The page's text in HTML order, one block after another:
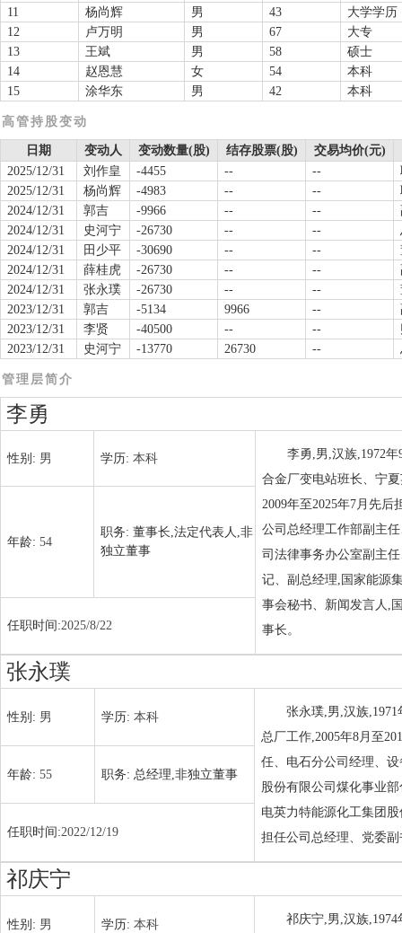
11
杨尚辉 男 43
大学学历
12
卢万明 男 67
大专
13
王斌 男 58
硕士
14
赵恩慧 女 54
本科
15
涂华东 男 42 本科
高管持股变动
日期 变动人 变动数量(股) 结存股票(股)
交易均价(元)
2025/12/31
刘作皇 -4455 -- --
2025/12/31
杨尚辉 -4983 -- --
2024/12/31
郭吉 -9966 -- --
2024/12/31
史河宁 -26730 -- --
2024/12/31
田少平 -30690 -- --
2024/12/31
薛桂虎 -26730 -- --
2024/12/31
张永璞 -26730 -- --
2023/12/31
郭吉 -5134 9966 --
2023/12/31
李贤 -40500 -- --
2023/12/31
史河宁 -13770 26730 --
管理层简介
李勇
性别: 男 学历: 本科
李勇,男,汉族,1972
合金厂变电站班长、宁
2009年至2025年7月先
公司总经理工作部副主
司法律事务办公室副主
记、副总经理,国家能源
事会秘书、新闻发言人,
事长。
年龄: 54
职务: 董事长,法定代表人,非
独立董事
任职时间:2025/8/22
张永璞
性别: 男 学历: 本科
张永璞,男,汉族
总厂工作,2005年8月至
任、电石分公司经理、设
股份有限公司煤化事业
电英力特能源化工集团
担任公司总经理、党委
年龄: 55 职务: 总经理,非独立董事
任职时间:2022/12/19
祁庆宁
性别: 男 学历: 本科 祁庆宁,男,汉族